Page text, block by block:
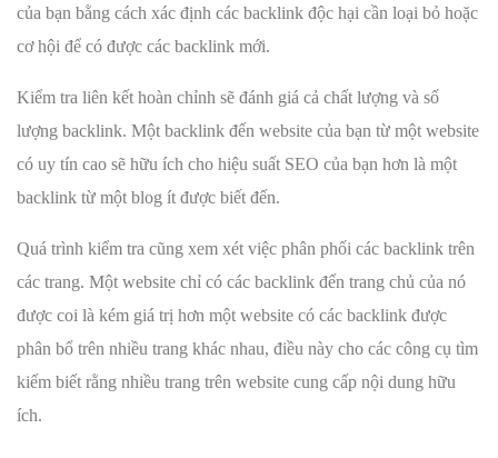
của bạn bằng cách xác định các backlink độc hại cần loại bỏ hoặc
cơ hội để có được các backlink mới.
Kiểm tra liên kết hoàn chỉnh sẽ đánh giá cả chất lượng và số
lượng backlink. Một backlink đến website của bạn từ một website
có uy tín cao sẽ hữu ích cho hiệu suất SEO của bạn hơn là một
backlink từ một blog ít được biết đến.
Quá trình kiểm tra cũng xem xét việc phân phối các backlink trên
các trang. Một website chỉ có các backlink đến trang chủ của nó
được coi là kém giá trị hơn một website có các backlink được
phân bổ trên nhiều trang khác nhau, điều này cho các công cụ tìm
kiếm biết rằng nhiều trang trên website cung cấp nội dung hữu
ích.